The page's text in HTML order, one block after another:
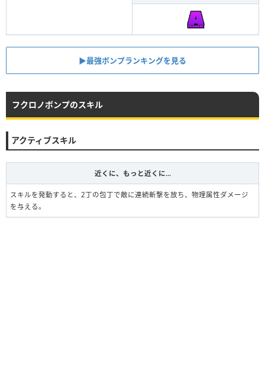
▶︎最強ボンプランキングを見る
フクロノボンプのスキル
アクティブスキル
近くに、もっと近くに...
スキルを発動すると、2丁の包丁で敵に連続斬撃を放ち、物理属性ダメージ
を与える。